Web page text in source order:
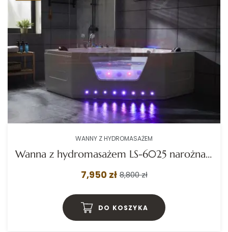
WANNY Z HYDROMASAŻEM
Wanna z hydromasażem LS-6025 narożna 150cmx150cmx59cm chromoterapia podgrzewacz
7,950 zł 8,800 zł
DO KOSZYKA